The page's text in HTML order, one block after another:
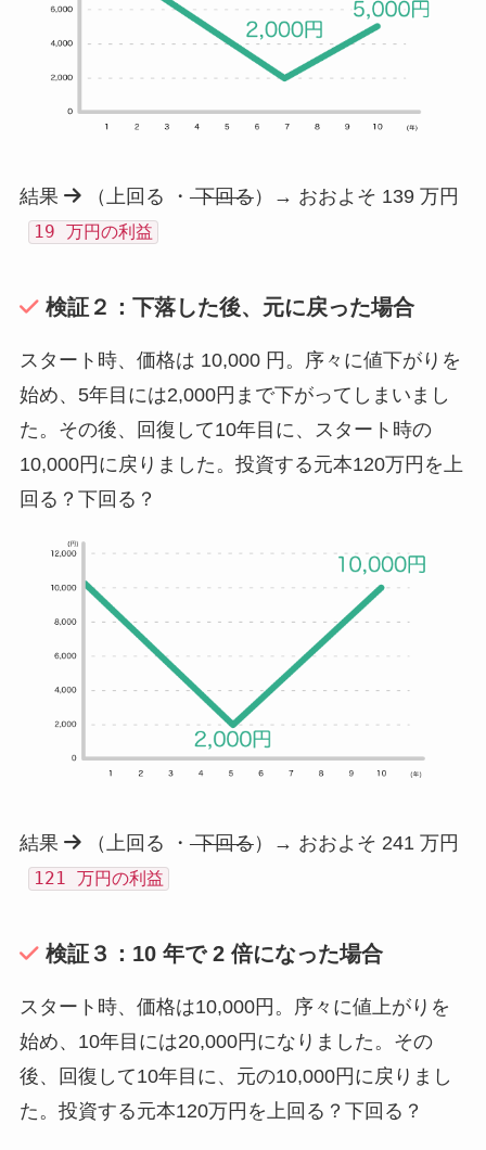
結果 （上回る ・ 下回る）→ おおよそ 139 万円
19 万円の利益
検証２：下落した後、元に戻った場合
スタート時、価格は 10,000 円。序々に値下がりを
始め、5年目には2,000円まで下がってしまいまし
た。その後、回復して10年目に、スタート時の
10,000円に戻りました。投資する元本120万円を上
回る？下回る？
結果 （上回る ・ 下回る）→ おおよそ 241 万円
121 万円の利益
検証３：10 年で 2 倍になった場合
スタート時、価格は10,000円。序々に値上がりを
始め、10年目には20,000円になりました。その
後、回復して10年目に、元の10,000円に戻りまし
た。投資する元本120万円を上回る？下回る？